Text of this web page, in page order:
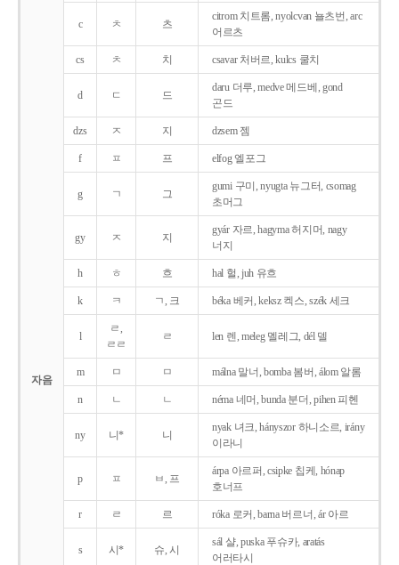
자음
c ㅊ 츠
citrom 치트롬, nyolcvan 뇰츠번, arc
어르츠
cs ㅊ 치 csavar 처버르, kulcs 쿨치
d ㄷ 드
daru 더루, medve 메드베, gond
곤드
dzs ㅈ 지 dzsem 젬
f ㅍ 프 elfog 엘포그
g ㄱ 그
gumi 구미, nyugta 뉴그터, csomag
초머그
gy ㅈ 지
gyár 자르, hagyma 허지머, nagy
너지
h ㅎ 흐 hal 헐, juh 유흐
k ㅋ ㄱ, 크 béka 베커, keksz 켁스, szék 세크
l
ㄹ,
ㄹㄹ
ㄹ len 렌, meleg 멜레그, dél 델
m ㅁ ㅁ málna 말너, bomba 봄버, álom 알롬
n ㄴ ㄴ néma 네머, bunda 분더, pihen 피헨
ny 니* 니
nyak 녀크, hányszor 하니소르, irány
이라니
p ㅍ ㅂ, 프
árpa 아르퍼, csipke 칩케, hónap
호너프
r ㄹ 르 róka 로커, barna 버르너, ár 아르
s 시* 슈, 시
sál 샬, puska 푸슈카, aratás
어러타시